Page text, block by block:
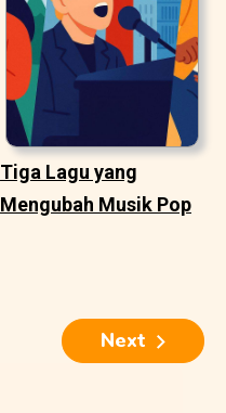
Tiga Lagu yang
Mengubah Musik Pop
Next